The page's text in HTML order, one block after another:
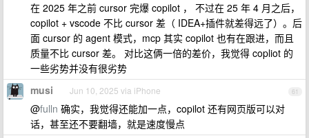
在 2025 年之前 cursor 完爆 copilot ， 不过在 25 年 4 月之后，
copilot + vscode 不比 cursor 差（ IDEA+插件就差得远了）。后
面 cursor 的 agent 模式，mcp 其实 copilot 也有在跟进，而且
质量不比 cursor 差。 对比这俩一倍的差价，我觉得 copliot 的
一些劣势并没有很劣势
61
musi Jun 10, 2025 via iPhone
@fulln 确实，我觉得还能加一点，copilot 还有网页版可以对
话，甚至还不要翻墙，就是速度慢点